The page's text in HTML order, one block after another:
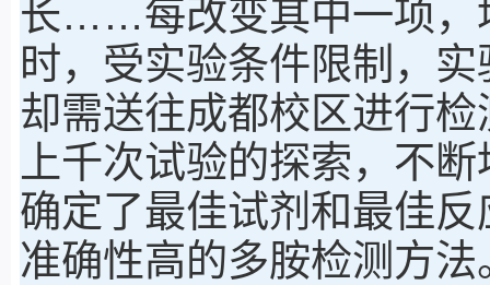
长……每改变其中一项，
时，受实验条件限制，
却需送往成都校区进行
上千次试验的探索，不
确定了最佳试剂和最佳
准确性高的多胺检测方